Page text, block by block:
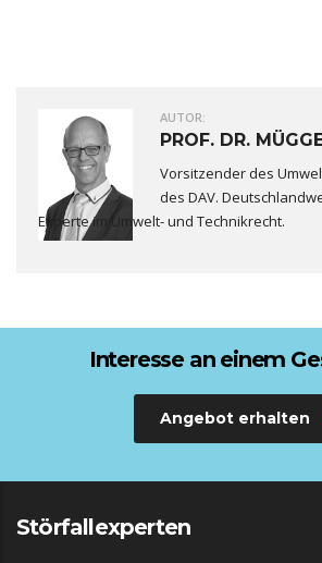
AUTOR:
PROF. DR.
Vorsitzender des
des DAV.
Experte im Umwelt- und Technikrecht.
Interesse an einem
Angebot erhalten
Störfallexperten